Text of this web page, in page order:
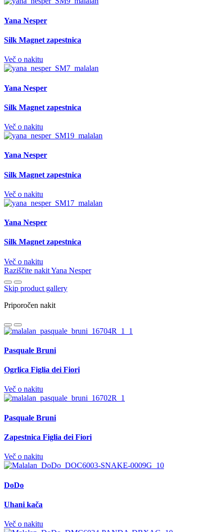
Yana Nesper
Silk Magnet zapestnica
Več o nakitu
Yana Nesper
Silk Magnet zapestnica
Več o nakitu
Yana Nesper
Silk Magnet zapestnica
Več o nakitu
Yana Nesper
Silk Magnet zapestnica
Več o nakitu
Raziščite nakit Yana Nesper
Skip product gallery
Priporočen nakit
Pasquale Bruni
Ogrlica Figlia dei Fiori
Več o nakitu
Pasquale Bruni
Zapestnica Figlia dei Fiori
Več o nakitu
DoDo
Uhani kača
Več o nakitu